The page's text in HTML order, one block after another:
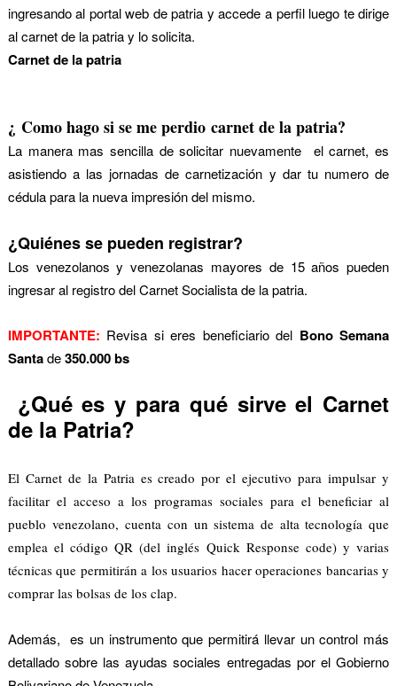
ingresando al portal web de patria y accede a perfil luego te dirige
al carnet de la patria y lo solicita.
Carnet de la patria
¿ Como hago si se me perdio carnet de la patria?
La manera mas sencilla de solicitar nuevamente el carnet, es
asistiendo a las jornadas de carnetización y dar tu numero de
cédula para la nueva impresión del mismo.
¿Quiénes se pueden registrar?
Los venezolanos y venezolanas mayores de 15 años pueden
ingresar al registro del Carnet Socialista de la patria.
IMPORTANTE: Revisa si eres beneficiario del Bono Semana
Santade350.000 bs
¿Qué es y para qué sirve el Carnet
de la Patria?
El Carnet de la Patria es creado por el ejecutivo para impulsar y
facilitar el acceso a los programas sociales para el beneficiar al
pueblo venezolano,cuenta con un sistema de alta tecnología que
emplea el código QR (del inglés Quick Response code) y varias
técnicas que permitirán a los usuarios hacer operaciones bancarias y
comprar las bolsas de los clap.
Además, es un instrumento que permitirá llevar un control más
detallado sobre las ayudas sociales entregadas por el Gobierno